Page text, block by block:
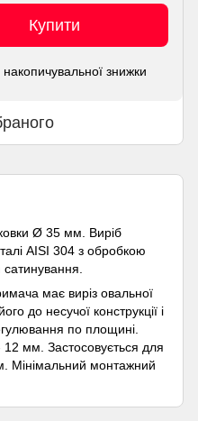
Купити
знижки
Ø 35 мм. Виріб
AISI 304 з обробкою
має виріз овальної
до несучої конструкції і
по площині.
мм. Застосовується для
Мінімальний монтажний